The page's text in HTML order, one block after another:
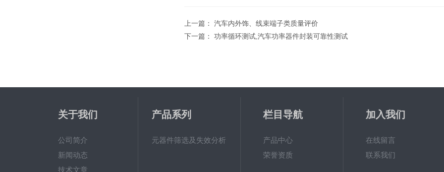
上一篇： 汽车内外饰、线束端子类质量评价
下一篇： 功率循环测试,汽车功率器件封装可靠性测试
关于我们
公司简介
新闻动态
技术文章
产品系列
元器件筛选及失效分析
栏目导航
产品中心
荣誉资质
加入我们
在线留言
联系我们